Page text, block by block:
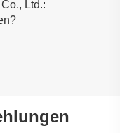
Ltd.: